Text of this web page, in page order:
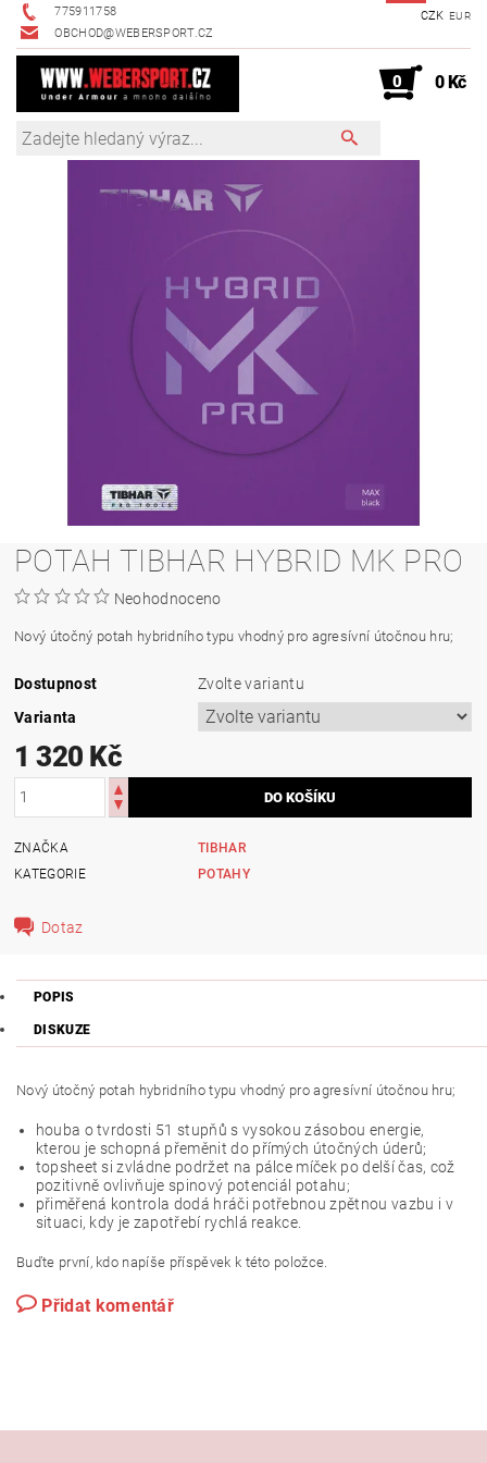
775911758
OBCHOD@WEBERSPORT.CZ
CZK EUR
0 0 Kč
POTAH TIBHAR HYBRID MK PRO
Neohodnoceno
Nový útočný potah hybridního typu vhodný pro agresívní útočnou hru;
Dostupnost
Zvolte variantu
Varianta
1 320 Kč
ZNAČKA
TIBHAR
KATEGORIE
POTAHY
Dotaz
POPIS
DISKUZE
Nový útočný potah hybridního typu vhodný pro agresívní útočnou hru;
houba o tvrdosti 51 stupňů s vysokou zásobou energie,
kterou je schopná přeměnit do přímých útočných úderů;
topsheet si zvládne podržet na pálce míček po delší čas, což
pozitivně ovlivňuje spinový potenciál potahu;
přiměřená kontrola dodá hráči potřebnou zpětnou vazbu i v
situaci, kdy je zapotřebí rychlá reakce.
Buďte první, kdo napíše příspěvek k této položce.
Přidat komentář